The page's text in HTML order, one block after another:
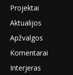
Projektai
Aktualijos
Apžvalgos
Komentarai
Interjeras